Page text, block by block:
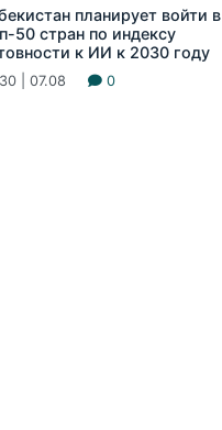
планирует войти в
50 стран по индексу
к ИИ к 2030 году
| 07.08 0